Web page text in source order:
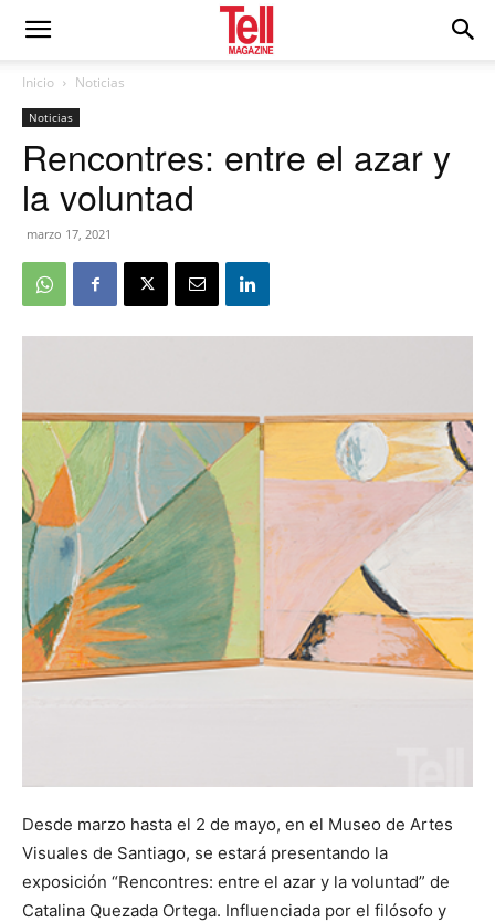
Inicio Noticias
Noticias
Rencontres: entre el azar y
la voluntad
marzo 17, 2021
Desde marzo hasta el 2 de mayo, en el Museo de Artes
Visuales de Santiago, se estará presentando la
exposición “Rencontres: entre el azar y la voluntad” de
Catalina Quezada Ortega. Influenciada por el filósofo y